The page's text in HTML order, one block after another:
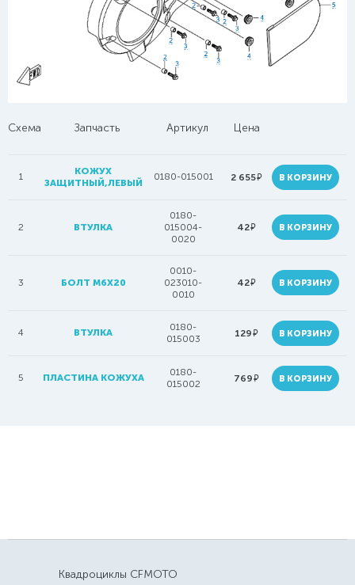
Схема Запчасть Артикул Цена
1
КОЖУХ
ЗАЩИТНЫЙ,ЛЕВЫЙ
0180-015001 2 655руб. В КОРЗИНУ
2 ВТУЛКА
0180-
015004-
0020
42руб. В КОРЗИНУ
3 БОЛТ M6X20
0010-
023010-
0010
42руб. В КОРЗИНУ
4 ВТУЛКА
0180-
015003
129руб. В КОРЗИНУ
5 ПЛАСТИНА КОЖУХА
0180-
015002
769руб. В КОРЗИНУ
Квадроциклы CFMOTO